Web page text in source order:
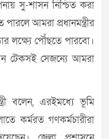
সু-শাসন নিশ্চিত করা
আমরা প্রধানমন্ত্রীর
লক্ষ্যে পৌঁছতে পারবো।
টেকসই সেজন্যে আমরা
বলেন, এরইমধ্যে ভূমি
কর্মরত গণকর্মচারীরা